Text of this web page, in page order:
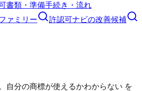
書類・準備手続き・流れ
ァミリー 許認可ナビの改善候補
自分の商標が使えるかわからない を